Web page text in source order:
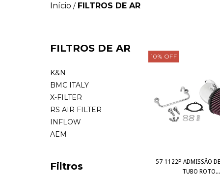
Início / FILTROS DE AR
FILTROS DE AR
K&N
BMC ITALY
X-FILTER
RS AIR FILTER
INFLOW
AEM
Filtros
10% OFF
57-1122P ADMISSÃO
TUBO ROTO...